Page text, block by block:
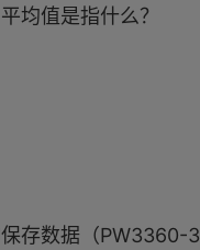
均值是指什么？
PW3360-30/PW3365-30）